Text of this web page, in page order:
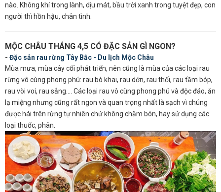
nào. Không khí trong lành, dịu mát, bầu trời xanh trong tuyệt đẹp, con
người thì hồn hậu, chân tình.
MỘC CHÂU THÁNG 4,5 CÓ ĐẶC SẢN GÌ NGON?
- Đặc sản rau rừng Tây Bắc - Du lịch Mộc Châu
Mùa mưa, mùa cây cối phát triển, nên cũng là mùa của các loại rau
rừng vô cùng phong phú: rau bò khai, rau dớn, rau thối, rau tầm bóp,
rau vòi voi, rau sắng…. Các loại rau vô cùng phong phú và độc đáo, ăn
lạ miệng nhưng cũng rất ngon và quan trọng nhất là sạch vì chúng
được hái trên rừng tự nhiên chứ không chăm bón, hay sử dụng các
loại thuốc, phân.